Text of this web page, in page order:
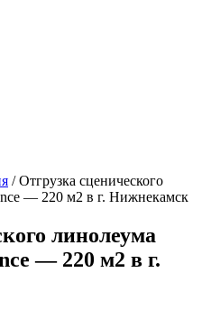
/Отгрузка сценического
— 220 м2 в г. Нижнекамск
линолеума
— 220 м2 в г.